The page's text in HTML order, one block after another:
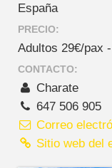
España
PRECIO:
Adultos 29€/pax
CONTACTO:
Charate
647 506 905
Correo
Sitio web del